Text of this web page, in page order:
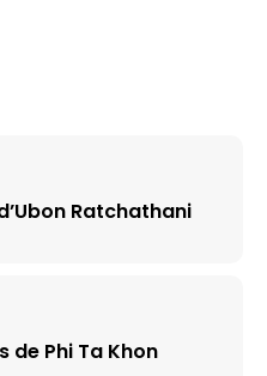
Ratchathani
de Phi Ta Khon